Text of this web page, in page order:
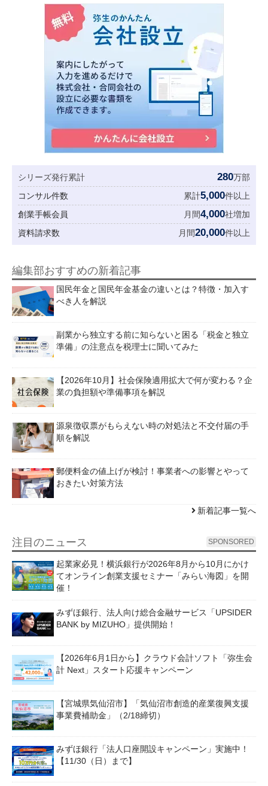
シリーズ発行累計 280万部
コンサル件数
累計5,000件以上
創業手帳会員
月間4,000社増加
資料請求数
月間20,000件以上
編集部おすすめの新着記事
国民年金と国民年金基金の違いとは？特徴・加入す
べき人を解説
副業から独立する前に知らないと困る「税金と独立
準備」の注意点を税理士に聞いてみた
【2026年10月】社会保険適用拡大で何が変わる？企
業の負担額や準備事項を解説
源泉徴収票がもらえない時の対処法と不交付届の手
順を解説
郵便料金の値上げが検討！事業者への影響とやって
おきたい対策方法
新着記事一覧へ
注目のニュース SPONSORED
起業家必見！横浜銀行が2026年8月から10月にかけ
てオンライン創業支援セミナー「みらい海図」を開
催！
みずほ銀行、法人向け総合金融サービス「UPSIDER
BANK by MIZUHO」提供開始！
【2026年6月1日から】クラウド会計ソフト「弥生会
計 Next」スタート応援キャンペーン
【宮城県気仙沼市】「気仙沼市創造的産業復興支援
事業費補助金」（2/18締切）
みずほ銀行「法人口座開設キャンペーン」実施中！
【11/30（日）まで】